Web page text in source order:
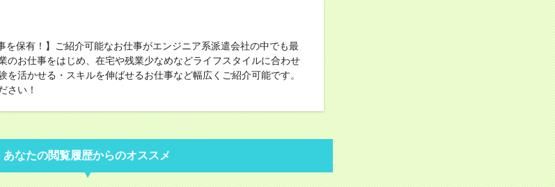
を保有！】ご紹介可能なお仕事がエンジニア系派遣会社の中でも最
のお仕事をはじめ、在宅や残業少なめなどライフスタイルに合わせ
を活かせる・スキルを伸ばせるお仕事など幅広くご紹介可能です。
さい！
あなたの閲覧履歴からのオススメ